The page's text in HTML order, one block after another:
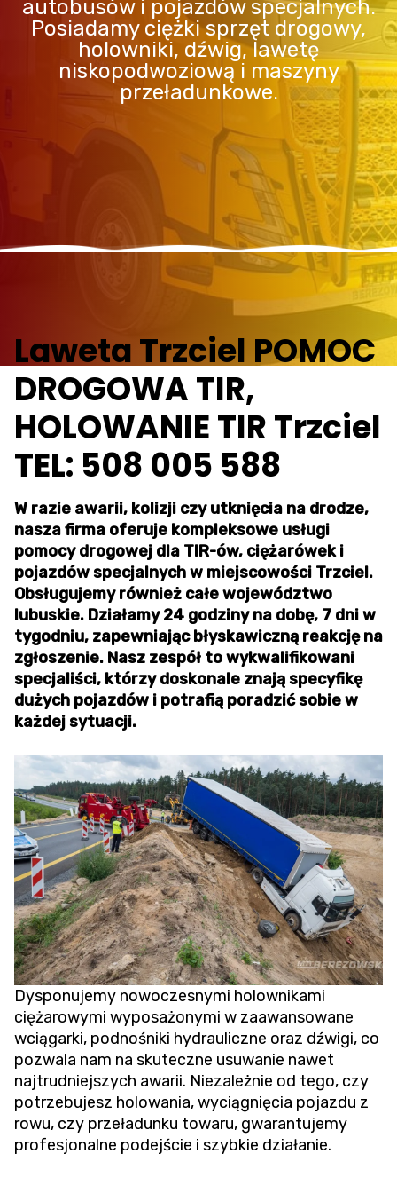
autobusów i pojazdów specjalnych.
Posiadamy ciężki sprzęt drogowy,
holowniki, dźwig, lawetę
niskopodwoziową i maszyny
przeładunkowe.
Laweta Trzciel POMOC
DROGOWA TIR,
HOLOWANIE TIR Trzciel
TEL: 508 005 588
W razie awarii, kolizji czy utknięcia na drodze,
nasza firma oferuje kompleksowe usługi
pomocy drogowej dla TIR-ów, ciężarówek i
pojazdów specjalnych w miejscowości Trzciel.
Obsługujemy również całe województwo
lubuskie. Działamy 24 godziny na dobę, 7 dni w
tygodniu, zapewniając błyskawiczną reakcję na
zgłoszenie. Nasz zespół to wykwalifikowani
specjaliści, którzy doskonale znają specyfikę
dużych pojazdów i potrafią poradzić sobie w
każdej sytuacji.
Dysponujemy nowoczesnymi holownikami
ciężarowymi wyposażonymi w zaawansowane
wciągarki, podnośniki hydrauliczne oraz dźwigi, co
pozwala nam na skuteczne usuwanie nawet
najtrudniejszych awarii. Niezależnie od tego, czy
potrzebujesz holowania,wyciągnięcia pojazdu z
rowu, czy przeładunku towaru, gwarantujemy
profesjonalne podejście i szybkie działanie.